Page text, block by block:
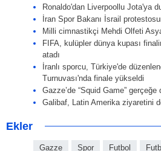
Ronaldo'dan Liverpoollu Jota'ya
İran Spor Bakanı İsrail
Milli cimnastikçi Mehdi Olfeti
FIFA, kulüpler dünya kupası
atadı
İranlı sporcu, Türkiye'de
Turnuvası'nda finale yükseldi
Gazze’de “Squid Game” gerçeğe
Galibaf, Latin Amerika ziyaretini
Ekler
Gazze Spor Futbol